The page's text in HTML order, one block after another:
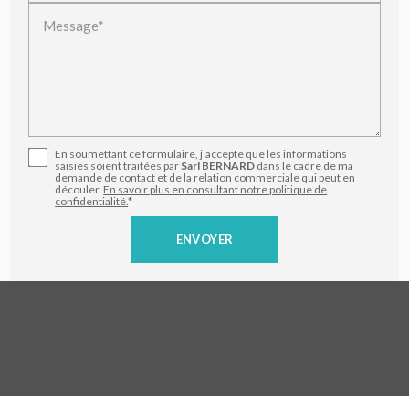
Message*
En soumettant ce formulaire, j'accepte que les informations
saisies soient traitées par Sarl BERNARD dans le cadre de ma
demande de contact et de la relation commerciale qui peut en
découler. En savoir plus en consultant notre politique de
confidentialité.*